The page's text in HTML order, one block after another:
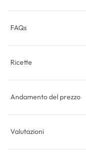
FAQs
Ricette
Andamento del prezzo
Valutazioni